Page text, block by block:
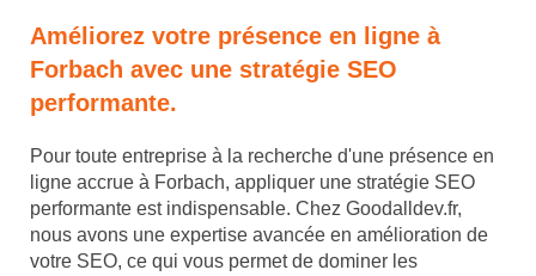
Améliorez votre présence en ligne à
Forbach avec une stratégie SEO
performante.
Pour toute entreprise à la recherche d'une présence en
ligne accrue à Forbach, appliquer une stratégie SEO
performante est indispensable. Chez Goodalldev.fr,
nous avons une expertise avancée en amélioration de
votre SEO, ce qui vous permet de dominer les